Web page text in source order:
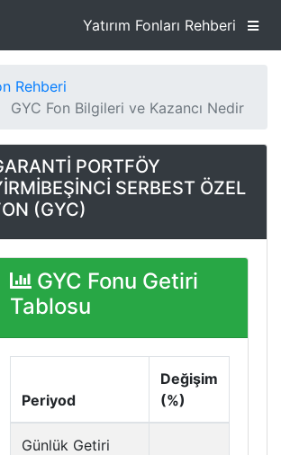
Yatırım Fonları Rehberi
Rehberi
GYC Fon Bilgileri ve Kazancı Nedir
PORTFÖY
SERBEST ÖZEL
(GYC)
GYC Fonu Getiri
Tablosu
Periyod
Değişim
(%)
Günlük Getiri